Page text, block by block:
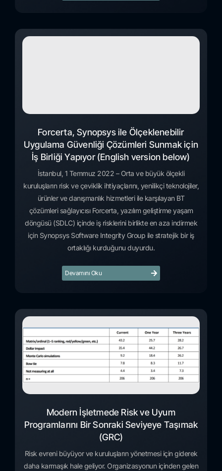
Forcerta, Synopsys ile Ölçeklenebilir
Uygulama Güvenliği Çözümleri Sunmak için
İş Birliği Yapıyor (English version below)
İstanbul, 1 Temmuz 2022 – Orta ve büyük ölçekli
kuruluşların risk ve çeviklik ihtiyaçlarını, yenilikçi teknolojiler,
ürünler ve danışmanlık hizmetleri ile karşılayan BT
çözümleri sağlayıcısı Forcerta, yazılım geliştirme yaşam
döngüsü (SDLC) içinde iş risklerini birlikte en aza indirmek
için Synopsys Software Integrity Group ile stratejik bir iş
ortaklığı kurduğunu duyurdu.
Devamını Oku
Modern İşletmede Risk ve Uyum
Programlarını Bir Sonraki Seviyeye Taşımak
(GRC)
Risk evreni büyüyor ve kuruluşların yönetmesi için giderek
daha karmaşık hale geliyor. Organizasyonun içinden gelen